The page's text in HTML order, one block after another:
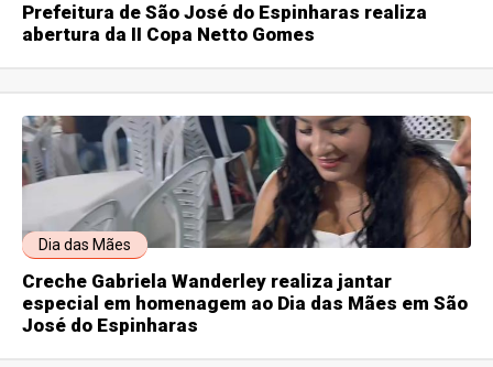
Prefeitura de São José do Espinharas realiza
abertura da II Copa Netto Gomes
Dia das Mães
Creche Gabriela Wanderley realiza jantar
especial em homenagem ao Dia das Mães em São
José do Espinharas